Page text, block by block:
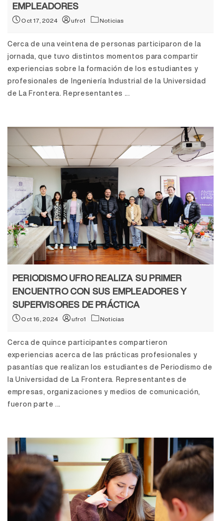
EMPLEADORES
Oct 17, 2024 ufro1 Noticias
Cerca de una veintena de personas participaron de la
jornada, que tuvo distintos momentos para compartir
experiencias sobre la formación de los estudiantes y
profesionales de Ingeniería Industrial de la Universidad
de La Frontera. Representantes ...
PERIODISMO UFRO REALIZA SU PRIMER
ENCUENTRO CON SUS EMPLEADORES Y
SUPERVISORES DE PRÁCTICA
Oct 16, 2024 ufro1 Noticias
Cerca de quince participantes compartieron
experiencias acerca de las prácticas profesionales y
pasantías que realizan los estudiantes de Periodismo de
la Universidad de La Frontera. Representantes de
empresas, organizaciones y medios de comunicación,
fueron parte ...